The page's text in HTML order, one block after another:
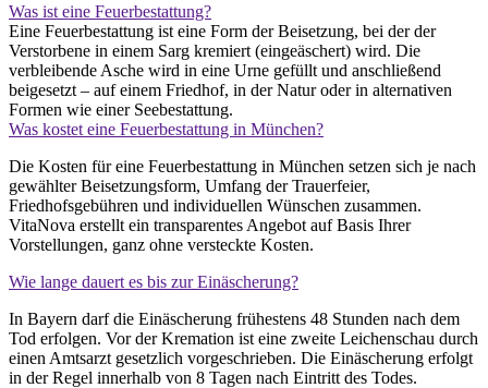
Was ist eine Feuerbestattung?
Eine Feuerbestattung ist eine Form der Beisetzung, bei der der
Verstorbene in einem Sarg kremiert (eingeäschert) wird. Die
verbleibende Asche wird in eine Urne gefüllt und anschließend
beigesetzt – auf einem Friedhof, in der Natur oder in alternativen
Formen wie einer Seebestattung.
Was kostet eine Feuerbestattung in München?
Die Kosten für eine Feuerbestattung in München setzen sich je nach
gewählter Beisetzungsform, Umfang der Trauerfeier,
Friedhofsgebühren und individuellen Wünschen zusammen.
VitaNova erstellt ein transparentes Angebot auf Basis Ihrer
Vorstellungen, ganz ohne versteckte Kosten.
Wie lange dauert es bis zur Einäscherung?
In Bayern darf die Einäscherung frühestens 48 Stunden nach dem
Tod erfolgen. Vor der Kremation ist eine zweite Leichenschau durch
einen Amtsarzt gesetzlich vorgeschrieben. Die Einäscherung erfolgt
in der Regel innerhalb von 8 Tagen nach Eintritt des Todes.